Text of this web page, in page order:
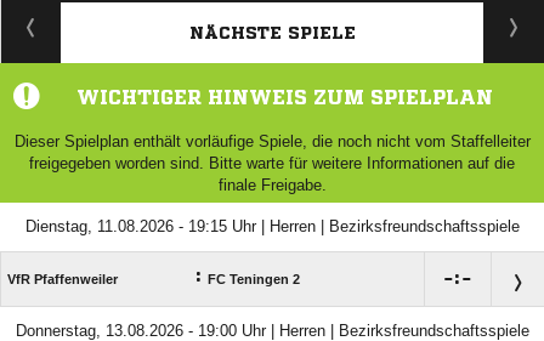
NÄCHSTE SPIELE
WICHTIGER HINWEIS ZUM SPIELPLAN
Dieser Spielplan enthält vorläufige Spiele, die noch nicht vom Staffelleiter
freigegeben worden sind. Bitte warte für weitere Informationen auf die
finale Freigabe.
Dienstag, 11.08.2026 - 19:15 Uhr | Herren | Bezirksfreundschaftsspiele
VfR Pfaffenweiler : FC Teningen 2 :
Donnerstag, 13.08.2026 - 19:00 Uhr | Herren | Bezirksfreundschaftsspiele